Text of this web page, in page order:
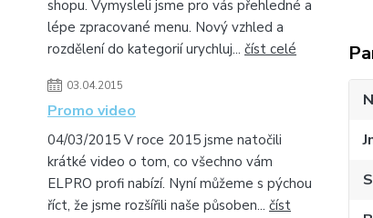
shopu. Vymysleli jsme pro vás přehledné a
lépe zpracované menu. Nový vzhled a
rozdělení do kategorií urychluj... číst celé
03.04.2015
Promo video
04/03/2015 V roce 2015 jsme natočili
krátké video o tom, co všechno vám
ELPRO profi nabízí. Nyní můžeme s pýchou
říct, že jsme rozšířili naše působen... číst